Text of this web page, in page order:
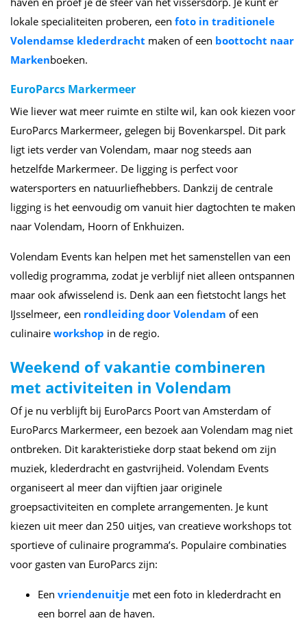
lokale specialiteiten proberen, een foto in traditionele
Volendamse klederdracht maken of een boottocht naar
Markenboeken.
EuroParcs Markermeer
Wie liever wat meer ruimte en stilte wil, kan ook kiezen voor
EuroParcs Markermeer, gelegen bij Bovenkarspel. Dit park
ligt iets verder van Volendam, maar nog steeds aan
hetzelfde Markermeer. De ligging is perfect voor
watersporters en natuurliefhebbers. Dankzij de centrale
ligging is het eenvoudig om vanuit hier dagtochten te maken
naar Volendam, Hoorn of Enkhuizen.
Volendam Events kan helpen met het samenstellen van een
volledig programma, zodat je verblijf niet alleen ontspannen
maar ook afwisselend is. Denk aan een fietstocht langs het
IJsselmeer, een rondleiding door Volendam of een
culinaire workshop in de regio.
Weekend of vakantie combineren
met activiteiten in Volendam
Of je nu verblijft bij EuroParcs Poort van Amsterdam of
EuroParcs Markermeer, een bezoek aan Volendam mag niet
ontbreken. Dit karakteristieke dorp staat bekend om zijn
muziek, klederdracht en gastvrijheid. Volendam Events
organiseert al meer dan vijftien jaar originele
groepsactiviteiten en complete arrangementen. Je kunt
kiezen uit meer dan 250 uitjes, van creatieve workshops tot
sportieve of culinaire programma’s. Populaire combinaties
voor gasten van EuroParcs zijn:
Een vriendenuitje met een foto in klederdracht en
een borrel aan de haven.